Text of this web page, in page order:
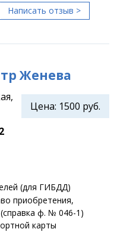
Написать отзыв >
Женева
Цена: 1500 руб.
(для ГИБДД)
приобретения,
ф. № 046-1)
карты